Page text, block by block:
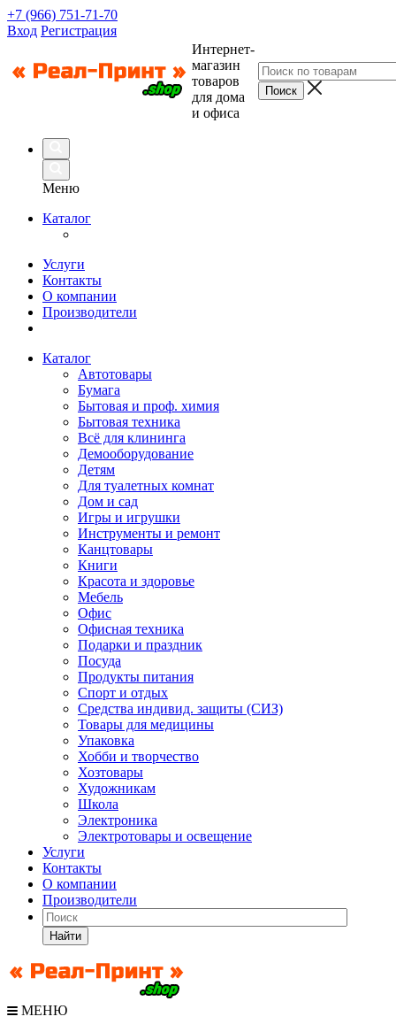
+7 (966) 751-71-70
Вход Регистрация
Интернет-
магазин
товаров
для дома
и офиса
Меню
Каталог
Услуги
Контакты
О компании
Производители
Каталог
Автотовары
Бумага
Бытовая и проф. химия
Бытовая техника
Всё для клининга
Демооборудование
Детям
Для туалетных комнат
Дом и сад
Игры и игрушки
Инструменты и ремонт
Канцтовары
Книги
Красота и здоровье
Мебель
Офис
Офисная техника
Подарки и праздник
Посуда
Продукты питания
Спорт и отдых
Средства индивид. защиты (СИЗ)
Товары для медицины
Упаковка
Хобби и творчество
Хозтовары
Художникам
Школа
Электроника
Электротовары и освещение
Услуги
Контакты
О компании
Производители
Найти
МЕНЮ